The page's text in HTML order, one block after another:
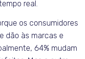
real.
os consumidores
dão às marcas e
64% mudam